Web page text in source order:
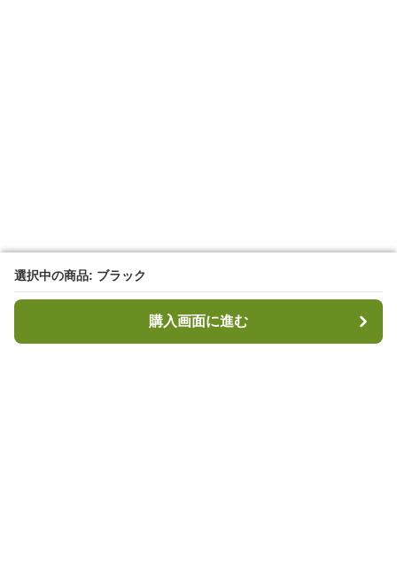
選択中の商品: ブラック
購入画面に進む
選択中の商品: ブラック
購入画面に進む